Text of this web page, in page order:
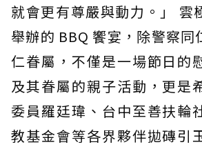
就會更有尊嚴與動力。」 雲
舉辦的 BBQ 饗宴，除警察同
仁眷屬，不僅是一場節日的
及其眷屬的親子活動，更是
委員羅廷瑋、台中至善扶輪
教基金會等各界夥伴拋磚引